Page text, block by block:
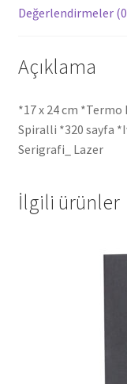
Değerlendirmeler
Açıklama
*17 x 24 cm *Termo
Spiralli *320 sayfa
Serigrafi_ Lazer
İlgili ürünler